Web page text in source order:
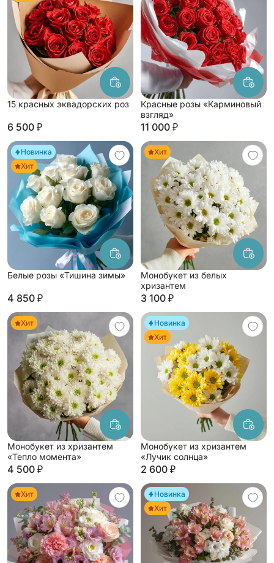
15 красных эквадорских роз
6 500 ₽
Красные розы «Карминовый
взгляд»
11 000 ₽
Новинка
Хит
Белые розы «Тишина зимы»
4 850 ₽
Хит
Монобукет из белых
хризантем
3 100 ₽
Хит
Монобукет из хризантем
«Тепло момента»
4 500 ₽
Новинка
Хит
Монобукет из хризантем
«Лучик солнца»
2 600 ₽
Хит
Новинка
Хит